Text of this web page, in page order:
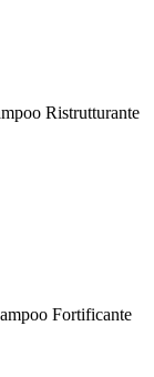
Ristrutturante
Fortificante